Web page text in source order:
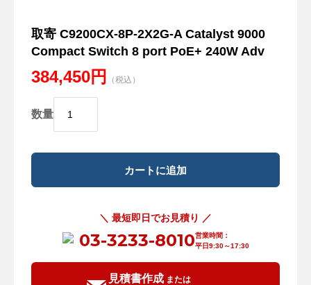
取寄 C9200CX-8P-2X2G-A Catalyst 9000
Compact Switch 8 port PoE+ 240W Adv
384,450円 （税込）
数量
＼ 最短即日でお見積り ／
03-3233-8010営業時間：
平日9:30～17:30
見積書作成または